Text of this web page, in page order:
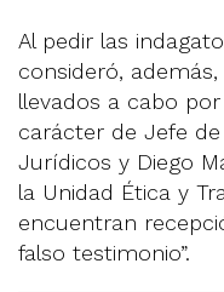
Al pedir las
consideró,
llevados a cabo
carácter de Jefe
Jurídicos y Diego
la Unidad Ética y
encuentran
falso testimonio”.